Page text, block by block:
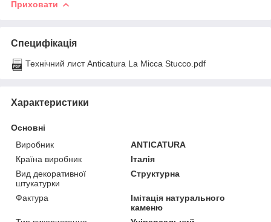
Приховати
Специфікація
Технічний лист Anticatura La Micca Stucco.pdf
Характеристики
Основні
Виробник
ANTICATURA
Країна виробник
Італія
Вид декоративної
штукатурки
Структурна
Фактура
Імітація натурального
каменю